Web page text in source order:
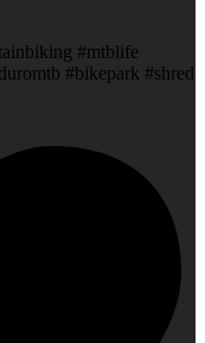
#mtblife
#bikepark #shred